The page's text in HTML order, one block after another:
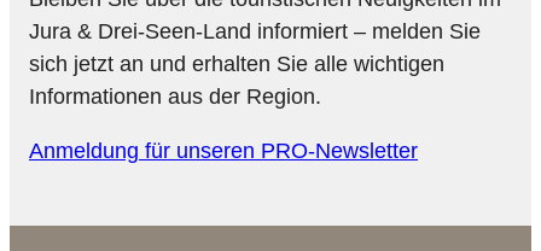
Jura & Drei-Seen-Land informiert – melden Sie
sich jetzt an und erhalten Sie alle wichtigen
Informationen aus der Region.
Anmeldung für unseren PRO-Newsletter